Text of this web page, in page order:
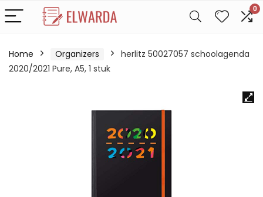
0
Home Organizers
herlitz 50027057 schoolagenda
2020/2021 Pure, A5, 1 stuk